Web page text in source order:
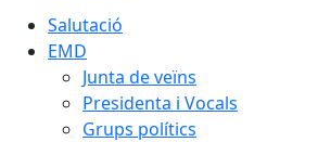
Salutació
EMD
Junta de veïns
Presidenta i Vocals
Grups polítics